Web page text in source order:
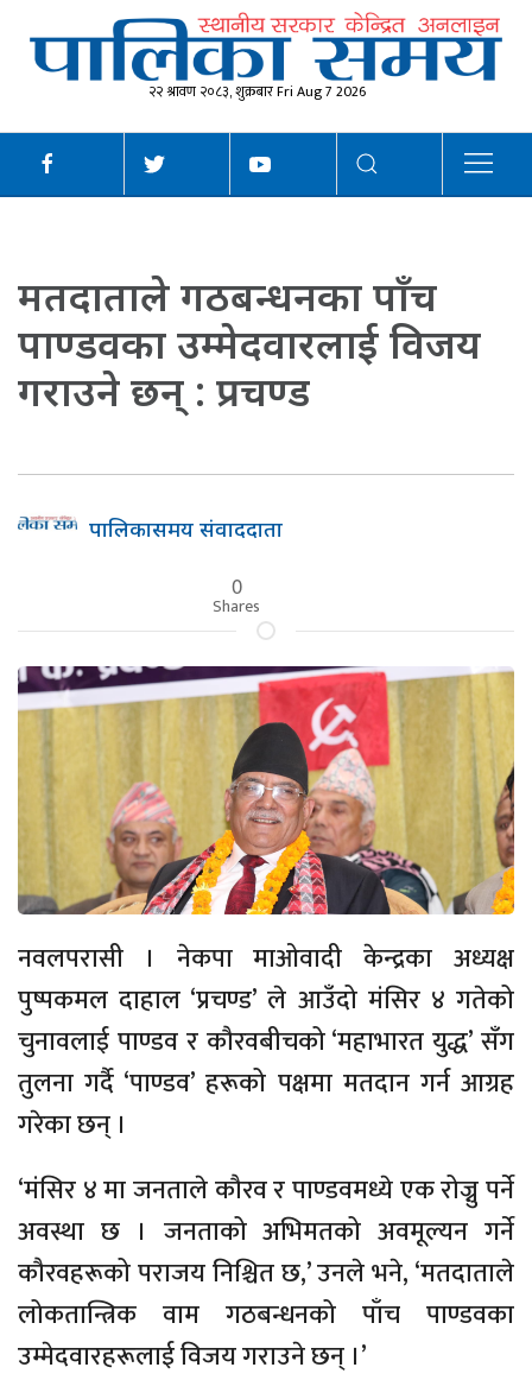
२२ श्रावण २०८३, शुक्रबार Fri Aug 7 2026
मतदाताले गठबन्धनका पाँच
पाण्डवका उम्मेदवारलाई विजय
गराउने छन् : प्रचण्ड
पालिकासमय संवाददाता
0
Shares
नवलपरासी । नेकपा माओवादी केन्द्रका अध्यक्ष
पुष्पकमल दाहाल ‘प्रचण्ड’ ले आउँदो मंसिर ४ गतेको
चुनावलाई पाण्डव र कौरवबीचको ‘महाभारत युद्ध’ सँग
तुलना गर्दै ‘पाण्डव’ हरूको पक्षमा मतदान गर्न आग्रह
गरेका छन् ।
‘मंसिर ४ मा जनताले कौरव र पाण्डवमध्ये एक रोज्नु पर्ने
अवस्था छ । जनताको अभिमतको अवमूल्यन गर्ने
कौरवहरूको पराजय निश्चित छ,’ उनले भने, ‘मतदाताले
लोकतान्त्रिक वाम गठबन्धनको पाँच पाण्डवका
उम्मेदवारहरूलाई विजय गराउने छन् ।’